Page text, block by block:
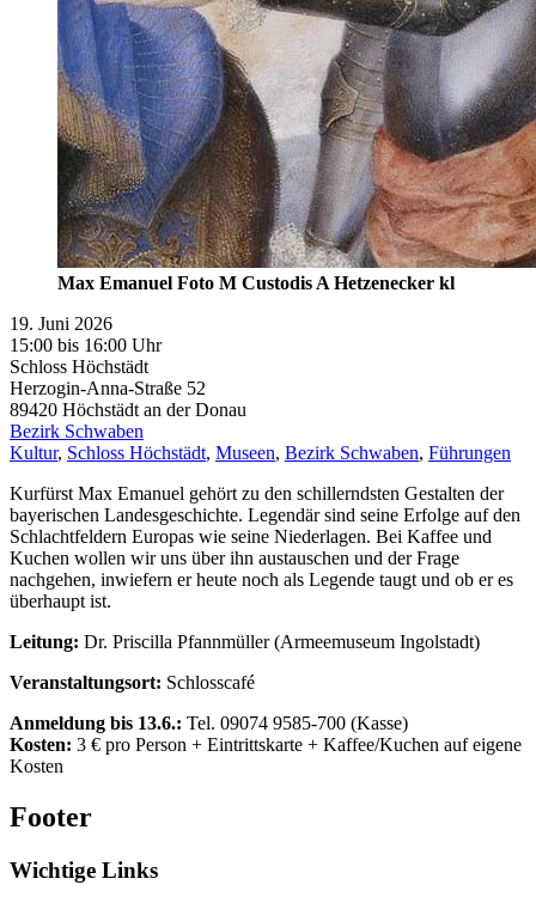
Max Emanuel Foto M Custodis A Hetzenecker kl
19. Juni 2026
15:00 bis 16:00 Uhr
Schloss Höchstädt
Herzogin-Anna-Straße 52
89420 Höchstädt an der Donau
Bezirk Schwaben
Kultur, Schloss Höchstädt, Museen, Bezirk Schwaben, Führungen
Kurfürst Max Emanuel gehört zu den schillerndsten Gestalten der
bayerischen Landesgeschichte. Legendär sind seine Erfolge auf den
Schlachtfeldern Europas wie seine Niederlagen. Bei Kaffee und
Kuchen wollen wir uns über ihn austauschen und der Frage
nachgehen, inwiefern er heute noch als Legende taugt und ob er es
überhaupt ist.
Leitung: Dr. Priscilla Pfannmüller (Armeemuseum Ingolstadt)
Veranstaltungsort: Schlosscafé
Anmeldung bis 13.6.: Tel. 09074 9585-700 (Kasse)
Kosten: 3 € pro Person + Eintrittskarte + Kaffee/Kuchen auf eigene
Kosten
Footer
Wichtige Links